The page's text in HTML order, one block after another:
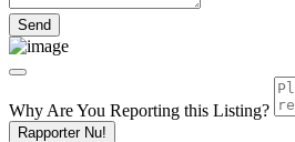
Why Are You Reporting this Listing?
Rapporter Nu!